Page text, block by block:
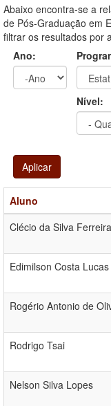
Abaixo encontra-se a
de Pós-Graduação em
filtrar os resultados por
Ano:
Nível:
Aplicar
Aluno
Clécio da Silva Ferreira
Edimilson Costa Lucas
Rogério Antonio de
Rodrigo Tsai
Nelson Silva Lopes